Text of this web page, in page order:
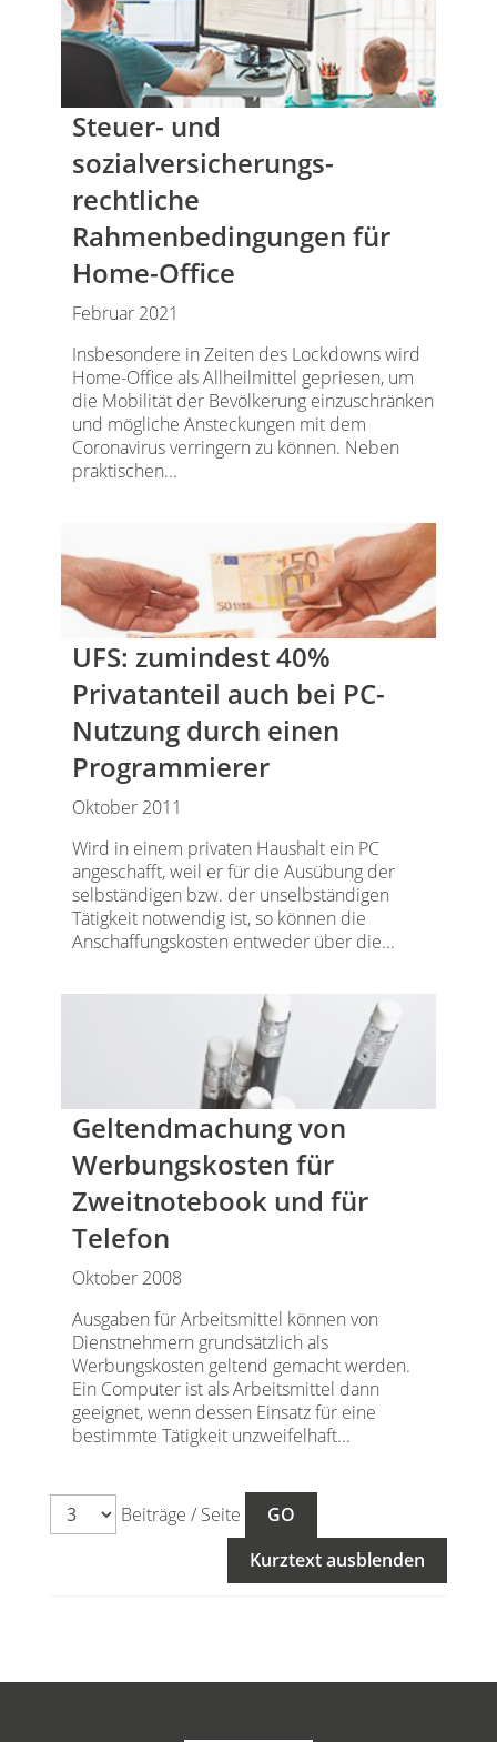
Steuer- und
sozialversicherungs­
rechtliche
Rahmenbedingungen für
Home-Office
Februar 2021
Insbesondere in Zeiten des Lockdowns wird
Home-Office als Allheilmittel gepriesen, um
die Mobilität der Bevölkerung einzuschränken
und mögliche Ansteckungen mit dem
Coronavirus verringern zu können. Neben
praktischen...
UFS: zumindest 40%
Privatanteil auch bei PC-
Nutzung durch einen
Programmierer
Oktober 2011
Wird in einem privaten Haushalt ein PC
angeschafft, weil er für die Ausübung der
selbständigen bzw. der unselbständigen
Tätigkeit notwendig ist, so können die
Anschaffungskosten entweder über die...
Geltendmachung von
Werbungskosten für
Zweitnotebook und für
Telefon
Oktober 2008
Ausgaben für Arbeitsmittel können von
Dienstnehmern grundsätzlich als
Werbungskosten geltend gemacht werden.
Ein Computer ist als Arbeitsmittel dann
geeignet, wenn dessen Einsatz für eine
bestimmte Tätigkeit unzweifelhaft...
Beiträge / Seite
Kurztext ausblenden